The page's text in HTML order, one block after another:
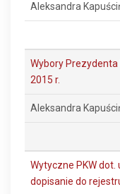
Aleksandra
Wybory
2015 r.
Aleksandra
Wytyczne PKW dot.
dopisanie do